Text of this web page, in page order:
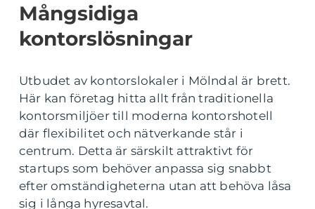
Mångsidiga
kontorslösningar
Utbudet av kontorslokaler i Mölndal är brett.
Här kan företag hitta allt från traditionella
kontorsmiljöer till moderna kontorshotell
där flexibilitet och nätverkande står i
centrum. Detta är särskilt attraktivt för
startups som behöver anpassa sig snabbt
efter omständigheterna utan att behöva låsa
sig i långa hyresavtal.